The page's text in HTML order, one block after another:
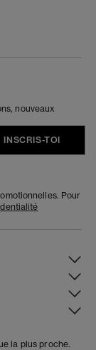
nouveaux
INSCRIS-TOI
Pour
la plus proche.